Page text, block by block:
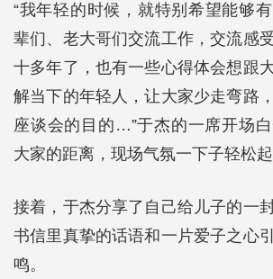
“我年轻的时候，就特别希望能够
辈们、老大哥们交流工作，交流感
十多年了，也有一些心得体会想跟
解当下的年轻人，让大家少走弯路
座谈会的目的…”于杰的一席开场
大家的距离，现场气氛一下子轻松起
接着，于杰分享了自己给儿子的一
书信里真挚的话语和一片爱子之心
鸣。